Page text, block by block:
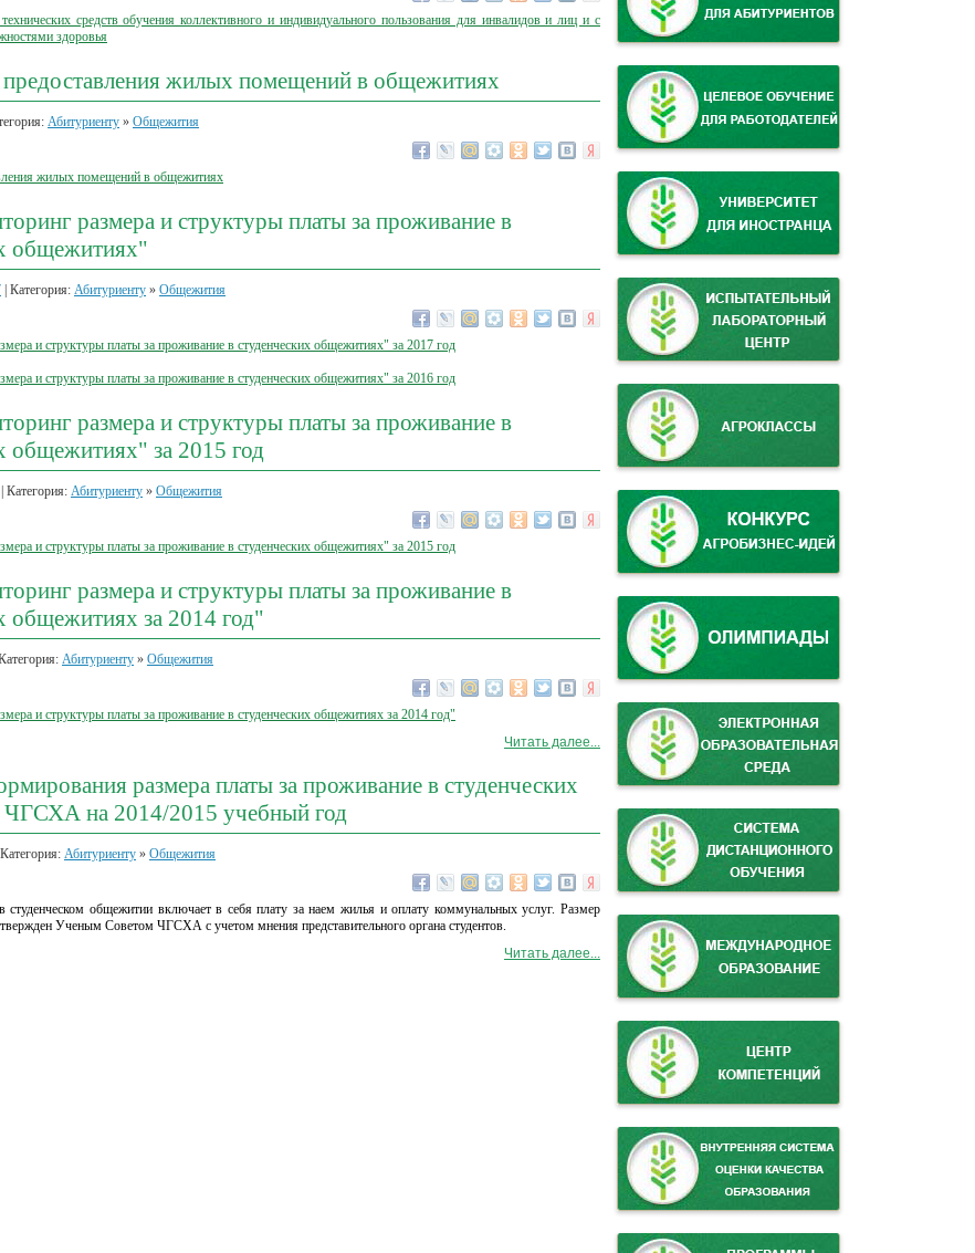
средств обучения коллективного и индивидуального пользования для инвалидов и лиц и с
здоровья
жилых помещений в общежитиях
Абитуриенту » Общежития
жилых помещений в общежитиях
размера и структуры платы за проживание в
общежитиях"
| Категория: Абитуриенту » Общежития
и структуры платы за проживание в студенческих общежитиях" за 2017 год
и структуры платы за проживание в студенческих общежитиях" за 2016 год
размера и структуры платы за проживание в
общежитиях" за 2015 год
| Категория: Абитуриенту » Общежития
и структуры платы за проживание в студенческих общежитиях" за 2015 год
размера и структуры платы за проживание в
общежитиях за 2014 год"
Категория: Абитуриенту » Общежития
и структуры платы за проживание в студенческих общежитиях за 2014 год"
Читать далее...
размера платы за проживание в студенческих
на 2014/2015 учебный год
| Категория: Абитуриенту » Общежития
студенческом общежитии включает в себя плату за наем жилья и оплату коммунальных услуг. Размер
Ученым Советом ЧГСХА с учетом мнения представительного органа студентов.
Читать далее...